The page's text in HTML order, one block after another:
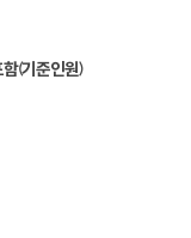
(기준인원)